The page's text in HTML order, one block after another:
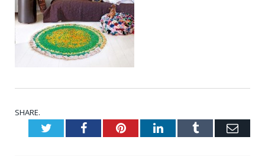
SHARE.
TwitterFacebookPinterestLinkedInTumblr